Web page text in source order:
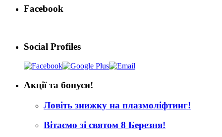
Facebook
Social Profiles
Акції та бонуси!
Ловіть знижку на плазмоліфтинг!
Вітаємо зі святом 8 Березня!